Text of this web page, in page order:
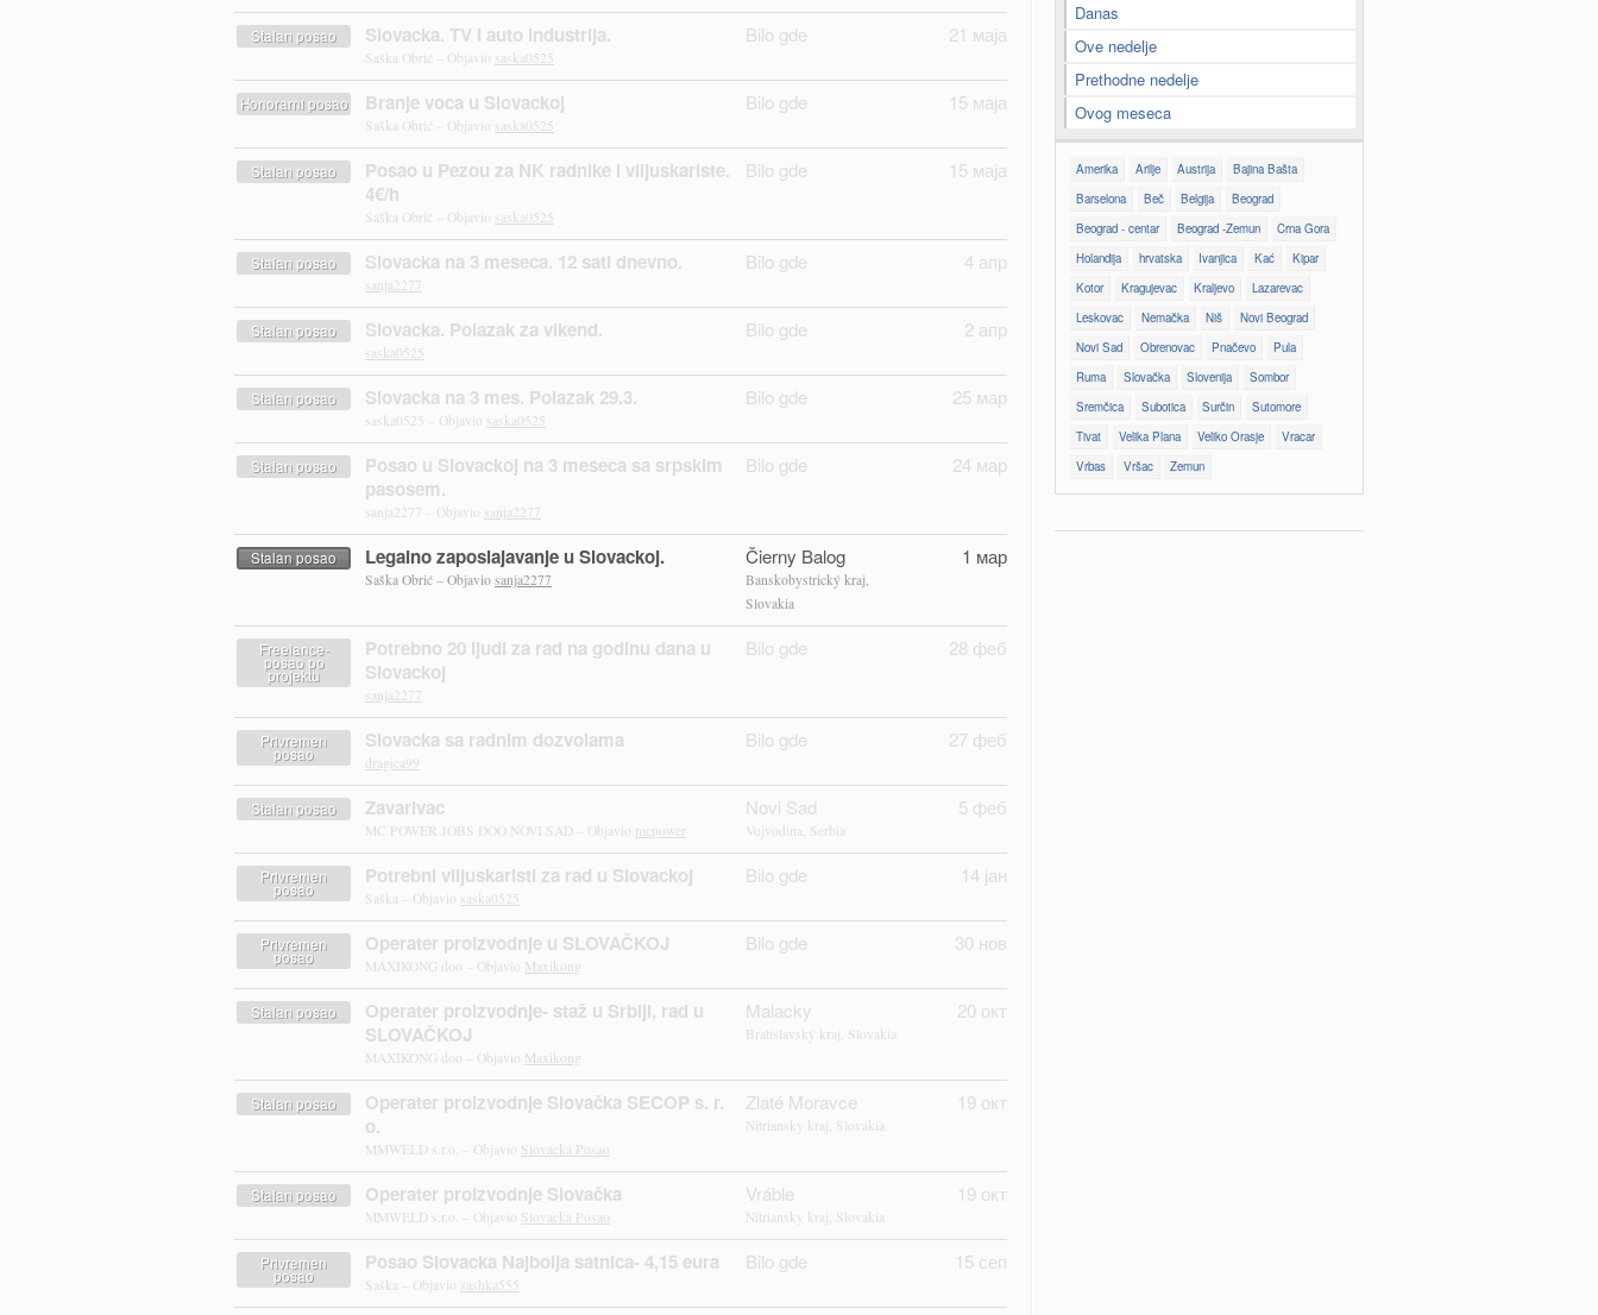
Stalan posao Slovacka. TV I auto industrija.
Saška Obrić – Objavio saska0525
Bilo gde 21 маја
Honorarni posao Branje voca u Slovackoj
Saška Obrić – Objavio saska0525
Bilo gde 15 маја
Stalan posao
Posao u Pezou za NK radnike i viljuskariste.
4€/h
Saška Obrić – Objavio saska0525
Bilo gde 15 маја
Stalan posao Slovacka na 3 meseca. 12 sati dnevno.
sanja2277
Bilo gde 4 апр
Stalan posao Slovacka. Polazak za vikend.
saska0525
Bilo gde 2 апр
Stalan posao Slovacka na 3 mes. Polazak 29.3.
saska0525 – Objavio saska0525
Bilo gde 25 мар
Stalan posao
Posao u Slovackoj na 3 meseca sa srpskim
pasosem.
sanja2277 – Objavio sanja2277
Bilo gde 24 мар
Stalan posao Legalno zaposlajavanje u Slovackoj.
Saška Obrić – Objavio sanja2277
Čierny Balog
Banskobystrický kraj,
Slovakia
1 мар
Freelance-
posao po
projektu
Potrebno 20 ljudi za rad na godinu dana u
Slovackoj
sanja2277
Bilo gde 28 феб
Privremen
posao
Slovacka sa radnim dozvolama
dragica99
Bilo gde 27 феб
Stalan posao Zavarivac
MC POWER JOBS DOO NOVI SAD – Objavio mcpower
Novi Sad
Vojvodina, Serbia
5 феб
Privremen
posao
Potrebni viljuskaristi za rad u Slovackoj
Saška – Objavio saska0525
Bilo gde 14 јан
Privremen
posao
Operater proizvodnje u SLOVAČKOJ
MAXIKONG doo – Objavio Maxikong
Bilo gde 30 нов
Stalan posao
Operater proizvodnje- staž u Srbiji, rad u
SLOVAČKOJ
MAXIKONG doo – Objavio Maxikong
Malacky
Bratislavský kraj, Slovakia
20 окт
Stalan posao
Operater proizvodnje Slovačka SECOP s. r.
o.
MMWELD s.r.o. – Objavio Slovacka Posao
Zlaté Moravce
Nitriansky kraj, Slovakia
19 окт
Stalan posao Operater proizvodnje Slovačka
MMWELD s.r.o. – Objavio Slovacka Posao
Vráble
Nitriansky kraj, Slovakia
19 окт
Privremen
posao
Posao Slovacka Najbolja satnica- 4,15 eura
Saška – Objavio sashka555
Bilo gde 15 сеп
Danas
Ove nedelje
Prethodne nedelje
Ovog meseca
Amerika Arilje Austrija
Bajina Bašta
Barselona
Beč Belgija
Beograd
Beograd - centar
Beograd -Zemun
Crna Gora
Holandija
hrvatska Ivanjica Kać
Kipar
Kotor
Kragujevac Kraljevo
Lazarevac
Leskovac
Nemačka Niš
Novi Beograd
Novi Sad
Obrenovac Pnačevo
Pula
Ruma
Slovačka Slovenija
Sombor
Sremčica
Subotica Surčin
Sutomore
Tivat
Velika Plana Veliko Orasje
Vracar
Vrbas
Vršac Zemun